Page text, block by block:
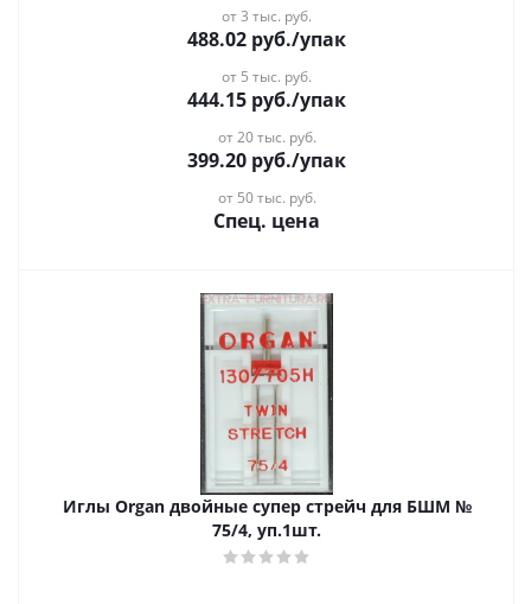
от 3 тыс. руб.
488.02 руб./упак
от 5 тыс. руб.
444.15 руб./упак
от 20 тыс. руб.
399.20 руб./упак
от 50 тыс. руб.
Спец. цена
Иглы Organ двойные супер стрейч для БШМ №
75/4, уп.1шт.